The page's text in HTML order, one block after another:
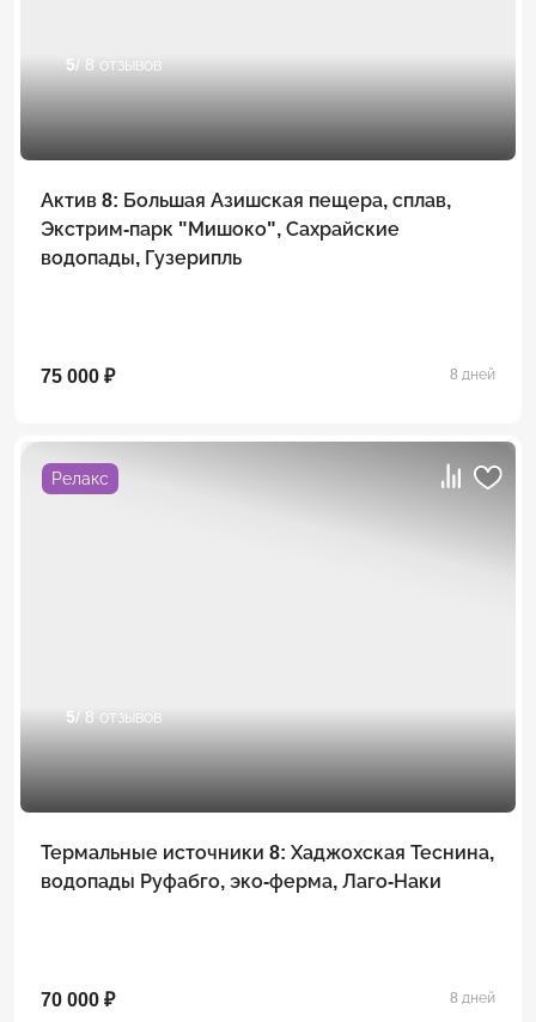
5/ 8 отзывов
Актив 8: Большая Азишская пещера, сплав,
Экстрим-парк "Мишоко", Сахрайские
водопады, Гузерипль
75 000 ₽ 8 дней
Релакс
5/ 8 отзывов
Термальные источники 8: Хаджохская Теснина,
водопады Руфабго, эко-ферма, Лаго-Наки
70 000 ₽ 8 дней